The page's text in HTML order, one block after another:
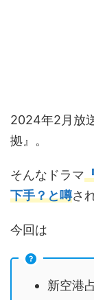
2024年2月放
拠』。
そんなドラマ
下手？と噂さ
今回は
新空港